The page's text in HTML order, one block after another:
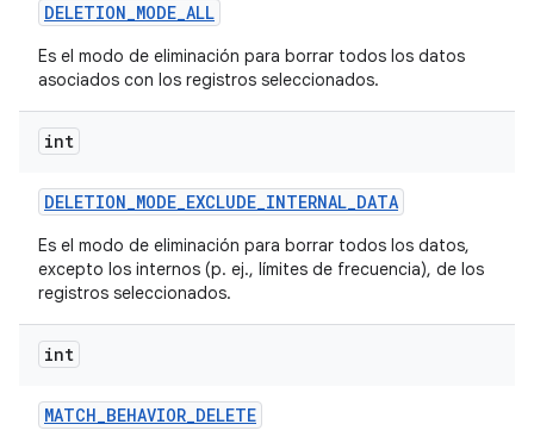
DELETION_MODE_ALL
Es el modo de eliminación para borrar todos los datos
asociados con los registros seleccionados.
int
DELETION_MODE_EXCLUDE_INTERNAL_DATA
Es el modo de eliminación para borrar todos los datos,
excepto los internos (p. ej., límites de frecuencia), de los
registros seleccionados.
int
MATCH_BEHAVIOR_DELETE